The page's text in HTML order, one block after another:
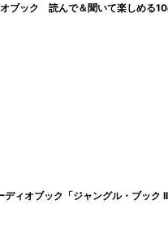
ブック 読んで＆聞いて楽しめる
ディオブック「ジャングル・ブッ